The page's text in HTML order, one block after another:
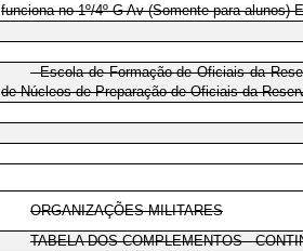
funciona no 1º/4º G Av (Somente para alunos)
- Escola de Formação de Oficiais da
de Núcleos de Preparação de Oficiais da
ORGANIZAÇÕES MILITARES
TABELA DOS COMPLEMENTOS -